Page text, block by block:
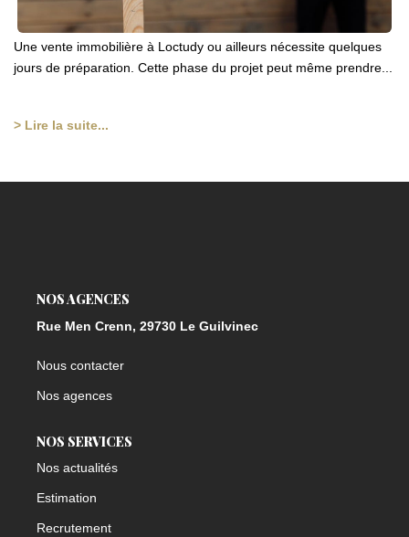
Une vente immobilière à Loctudy ou ailleurs nécessite quelques
jours de préparation. Cette phase du projet peut même prendre...
> Lire la suite...
NOS AGENCES
Rue Men Crenn, 29730 Le Guilvinec
Nous contacter
Nos agences
NOS SERVICES
Nos actualités
Estimation
Recrutement